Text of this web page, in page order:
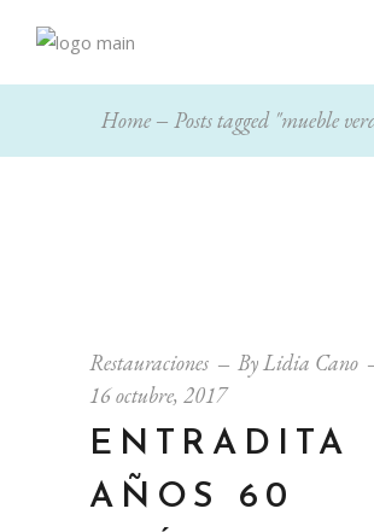
Home Posts tagged "mueble
Restauraciones ByLidia Cano
16 octubre, 2017
ENTRADITA
AÑOS 60